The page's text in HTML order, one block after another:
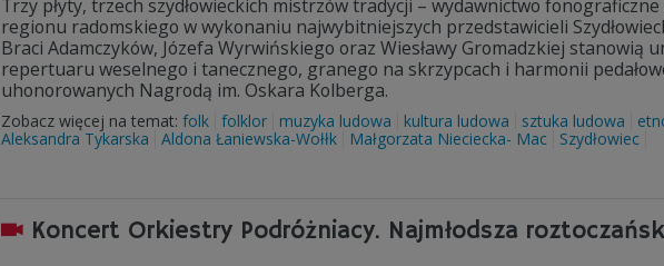
Trzy płyty, trzech szydłowieckich mistrzów tradycji – wydawnictwo
regionu radomskiego w wykonaniu najwybitniejszych przedstawicieli
Braci Adamczyków, Józefa Wyrwińskiego oraz Wiesławy Gromadzkiej stanowią
repertuaru weselnego i tanecznego, granego na skrzypcach i harmonii
uhonorowanych Nagrodą im. Oskara Kolberga.
Zobacz więcej na temat: folk folklor muzyka ludowa kultura ludowa sztuka ludowa
Aleksandra Tykarska
Aldona Łaniewska-Wołłk Małgorzata Nieciecka- Mac Szydłowiec
Koncert Orkiestry Podróżniacy. Najmłodsza